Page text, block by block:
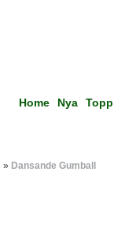
Home Nya Topp
» Dansande Gumball